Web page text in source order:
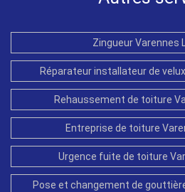
Zingueur Varennes
Réparateur installateur de
Rehaussement de toiture
Entreprise de toiture
Urgence fuite de toiture
Pose et changement de